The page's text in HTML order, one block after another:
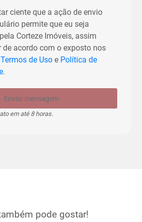
ciente que a ação de envio
permite que eu seja
Corteze Imóveis, assim
de acordo com o exposto nos
de Uso e Política de
.
Enviar mensagem
em até 8 horas.
pode gostar!